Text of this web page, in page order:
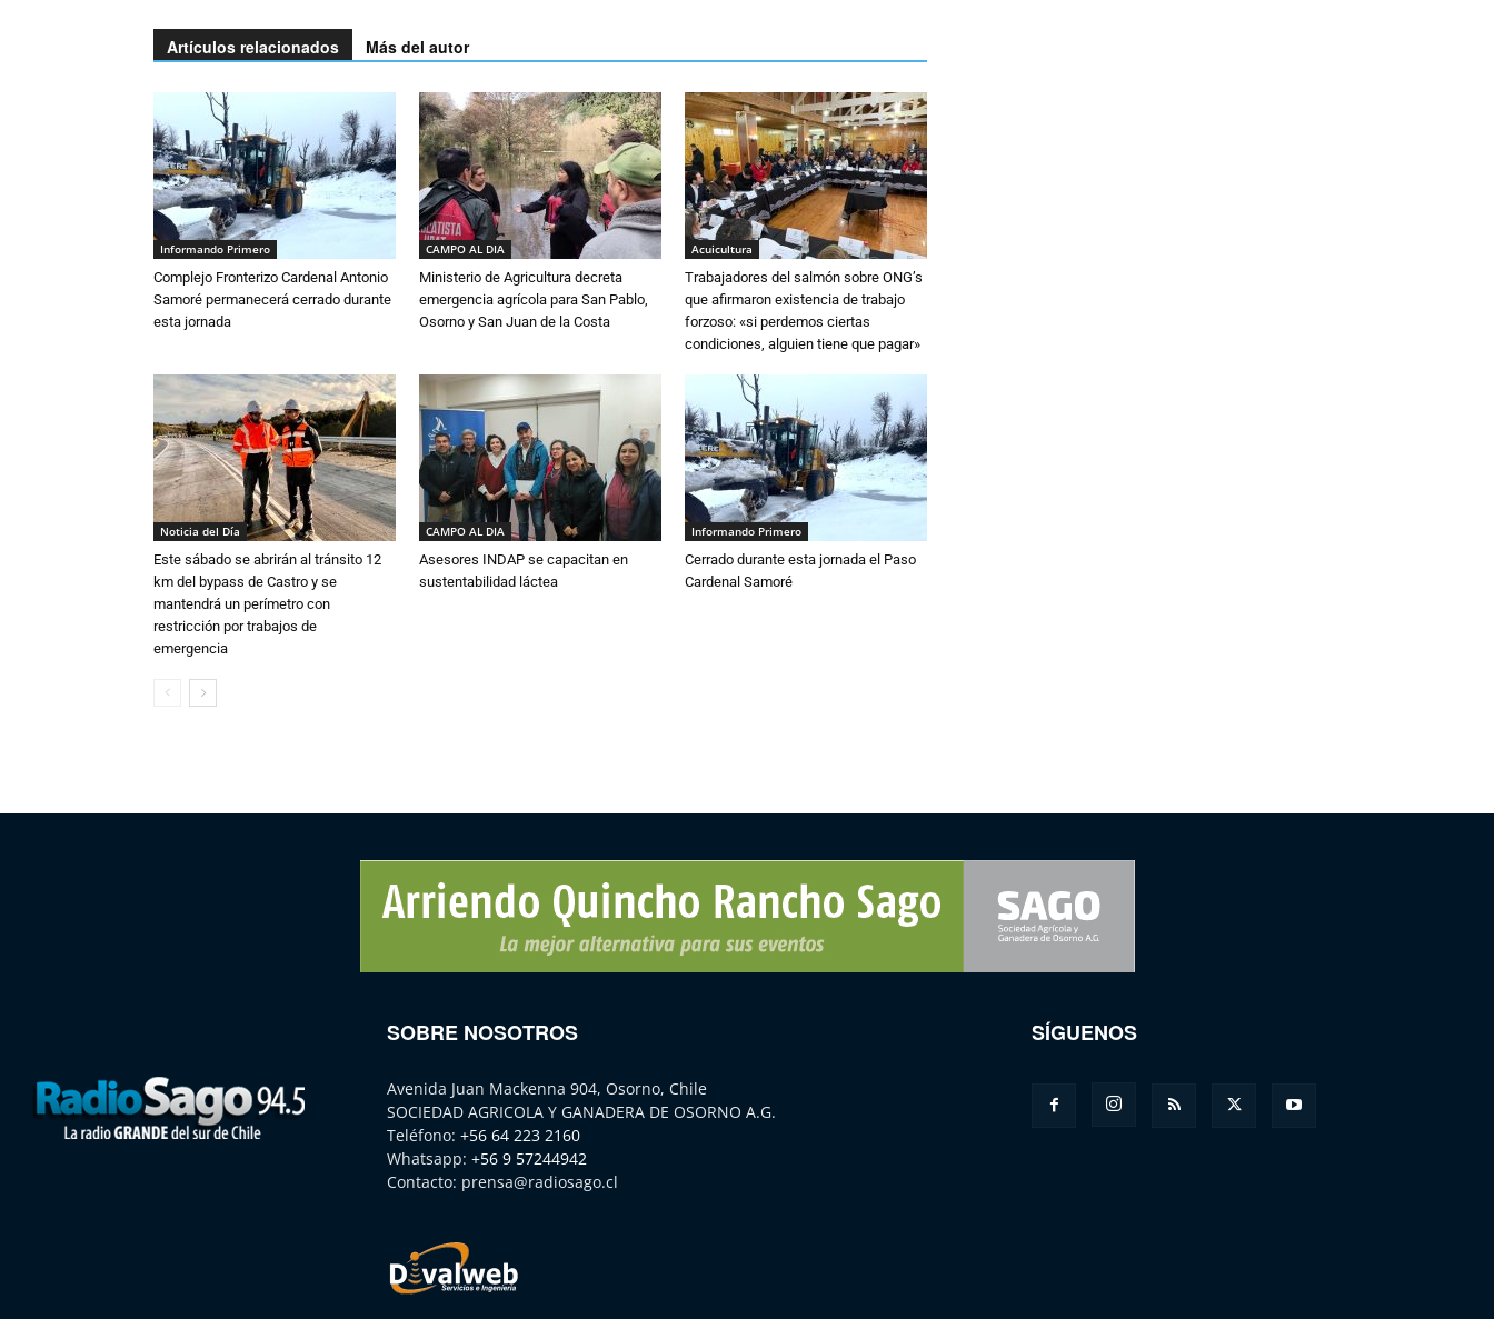
Artículos relacionados Más del autor
Informando Primero
Complejo Fronterizo Cardenal Antonio
Samoré permanecerá cerrado durante
esta jornada
CAMPO AL DIA
Ministerio de Agricultura decreta
emergencia agrícola para San Pablo,
Osorno y San Juan de la Costa
Acuicultura
Trabajadores del salmón sobre ONG’s
que afirmaron existencia de trabajo
forzoso: «si perdemos ciertas
condiciones, alguien tiene que pagar»
Noticia del Día
Este sábado se abrirán al tránsito 12
km del bypass de Castro y se
mantendrá un perímetro con
restricción por trabajos de
emergencia
CAMPO AL DIA
Asesores INDAP se capacitan en
sustentabilidad láctea
Informando Primero
Cerrado durante esta jornada el Paso
Cardenal Samoré
SOBRE NOSOTROS
Avenida Juan Mackenna 904, Osorno, Chile
SOCIEDAD AGRICOLA Y GANADERA DE OSORNO A.G.
Teléfono: +56 64 223 2160
Whatsapp: +56 9 57244942
Contacto: prensa@radiosago.cl
SÍGUENOS